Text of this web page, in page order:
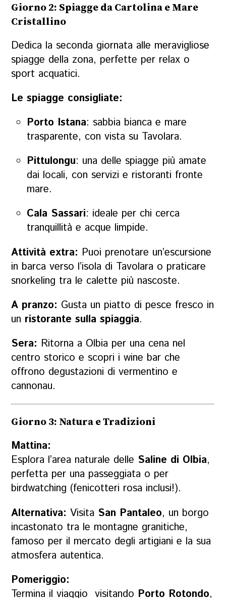
Giorno 2: Spiagge da Cartolina e Mare
Cristallino
Dedica la seconda giornata alle meravigliose
spiagge della zona, perfette per relax o
sport acquatici.
Le spiagge consigliate:
Porto Istana: sabbia bianca e mare
trasparente, con vista su Tavolara.
Pittulongu: una delle spiagge più amate
dai locali, con servizi e ristoranti fronte
mare.
Cala Sassari: ideale per chi cerca
tranquillità e acque limpide.
Attività extra: Puoi prenotare un’escursione
in barca verso l’isola di Tavolara o praticare
snorkeling tra le calette più nascoste.
A pranzo: Gusta un piatto di pesce fresco in
un ristorante sulla spiaggia.
Sera: Ritorna a Olbia per una cena nel
centro storico e scopri i wine bar che
offrono degustazioni di vermentino e
cannonau.
Giorno 3: Natura e Tradizioni
Mattina:
Esplora l’area naturale delle Saline di Olbia,
perfetta per una passeggiata o per
birdwatching (fenicotteri rosa inclusi!).
Alternativa: Visita San Pantaleo, un borgo
incastonato tra le montagne granitiche,
famoso per il mercato degli artigiani e la sua
atmosfera autentica.
Pomeriggio:
Termina il viaggio visitando Porto Rotondo,